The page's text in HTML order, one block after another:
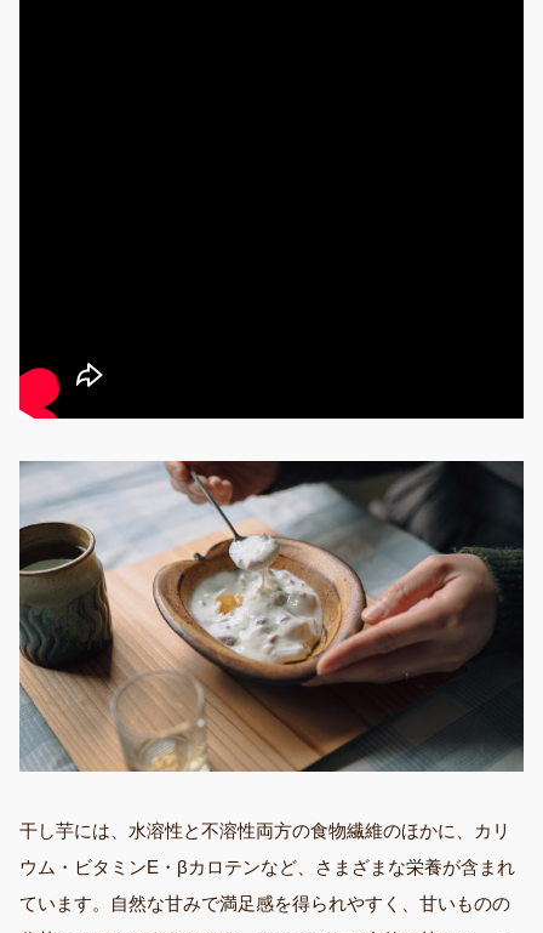
干し芋には、水溶性と不溶性両方の食物繊維のほかに、カリ
ウム・ビタミンE・βカロテンなど、さまざまな栄養が含まれ
ています。自然な甘みで満足感を得られやすく、甘いものの